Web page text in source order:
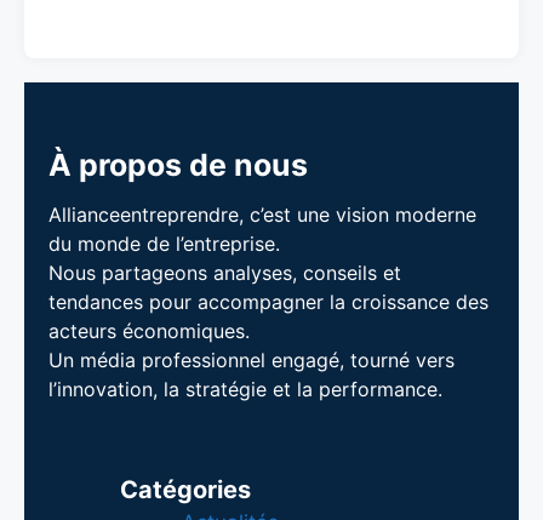
À propos de nous
Allianceentreprendre, c’est une vision moderne
du monde de l’entreprise.
Nous partageons analyses, conseils et
tendances pour accompagner la croissance des
acteurs économiques.
Un média professionnel engagé, tourné vers
l’innovation, la stratégie et la performance.
Catégories